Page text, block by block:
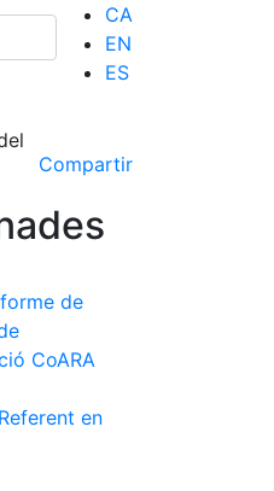
CA
EN
ES
Compartir
de
CoARA
en